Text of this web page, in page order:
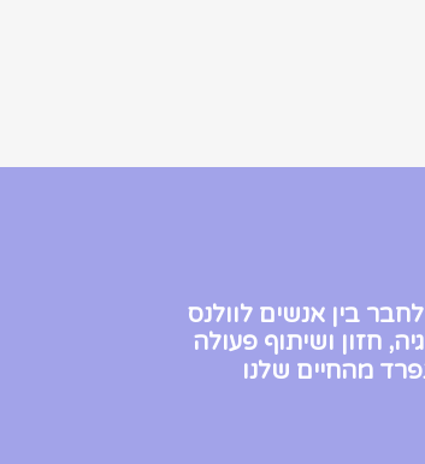
חזון ושיתוף פעולה
מהחיים שלנו
בין אנשים לוולנס